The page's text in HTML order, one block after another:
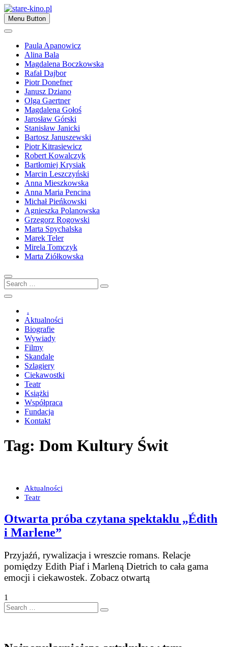
Skip
to
content
stare-kino.pl
Zapraszamy
Menu Button
Paula Apanowicz
Alina Bala
Magdalena Boczkowska
Rafał Dajbor
Piotr Donefner
Janusz Dziano
Olga Gaertner
Magdalena Gołoś
Jarosław Górski
Stanisław Janicki
Bartosz Januszewski
Piotr Kitrasiewicz
Robert Kowalczyk
Bartłomiej Krysiak
Marcin Leszczyński
Anna Mieszkowska
Anna Maria Pencina
Michał Pieńkowski
Agnieszka Polanowska
Grzegorz Rogowski
Marta Spychalska
Marek Teler
Mirela Tomczyk
Marta Ziółkowska
Search
…
.
Aktualności
Biografie
Wywiady
Filmy
Skandale
Szlagiery
Ciekawostki
Teatr
Książki
Współpraca
Fundacja
Kontakt
Tag: Dom Kultury Świt
Aktualności
Teatr
Otwarta próba czytana spektaklu „Édith
i Marlene”
Przyjaźń, rywalizacja i wreszcie romans. Relacje
pomiędzy Edith Piaf i Marleną Dietrich to cała gama
emocji i ciekawostek. Zobacz otwartą
1
Search
…